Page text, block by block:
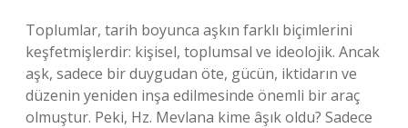
Toplumlar, tarih boyunca aşkın farklı biçimlerini
keşfetmişlerdir: kişisel, toplumsal ve ideolojik. Ancak
aşk, sadece bir duygudan öte, gücün, iktidarın ve
düzenin yeniden inşa edilmesinde önemli bir araç
olmuştur. Peki, Hz. Mevlana kime âşık oldu? Sadece